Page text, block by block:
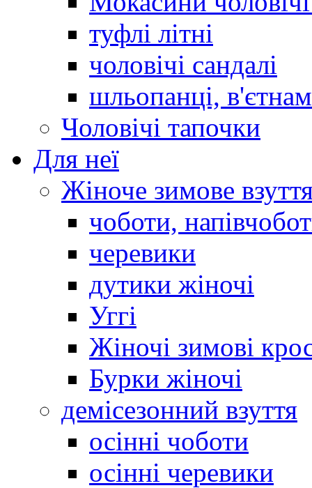
туфлі літні
чоловічі сандалі
шльопанці,
Чоловічі тапочки
Для неї
Жіноче зимове
чоботи,
черевики
дутики жіночі
Уггі
Жіночі зимові
Бурки жіночі
демісезонний взуття
осінні чоботи
осінні черевики